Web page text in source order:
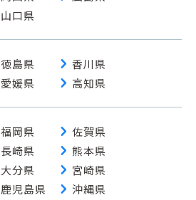
山口県
徳島県 chevron_right 香川県
愛媛県 chevron_right 高知県
福岡県 chevron_right 佐賀県
長崎県 chevron_right 熊本県
大分県 chevron_right 宮崎県
鹿児島県 chevron_right 沖縄県